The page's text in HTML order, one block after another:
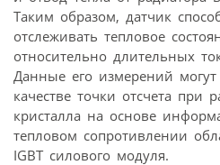
Таким образом, датчик
отслеживать тепловое
относительно длительных
Данные его измерений
качестве точки отсчета при
кристалла на основе
тепловом сопротивлении
IGBT силового модуля.